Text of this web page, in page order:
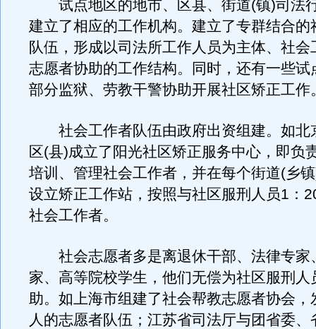
试点地区的地市、区县、街道(镇)司法
建立了相应的工作机构。建立了专群结合的
队伍，形成以司法所工作人员为主体、社会
志愿者协助的工作结构。同时，还有一些试
部分监狱、劳教干警协助开展社区矫正工作
社会工作者队伍由政府出资组建。如北
区(县)成立了阳光社区矫正服务中心，即负
培训、管理社会工作者，并在每个街道(乡
设立矫正工作站，按照与社区服刑人员1：
社会工作者。
社会志愿者多是离退休干部、法律专家
家、高等院校学生，他们无偿为社区服刑人
助。如上海市组建了社会帮教志愿者协会
人的志愿者队伍；江苏省司法厅与团省委、